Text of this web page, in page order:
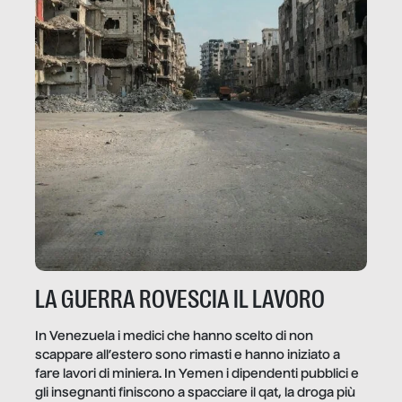
LA GUERRA ROVESCIA IL LAVORO
In Venezuela i medici che hanno scelto di non
scappare all’estero sono rimasti e hanno iniziato a
fare lavori di miniera. In Yemen i dipendenti pubblici e
gli insegnanti finiscono a spacciare il qat, la droga più